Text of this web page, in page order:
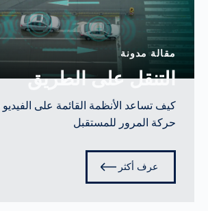
مقالة مدونة
التنقل على الطريق
كيف تساعد الأنظمة القائمة على
حركة المرور للمستقبل
عرف أكثر